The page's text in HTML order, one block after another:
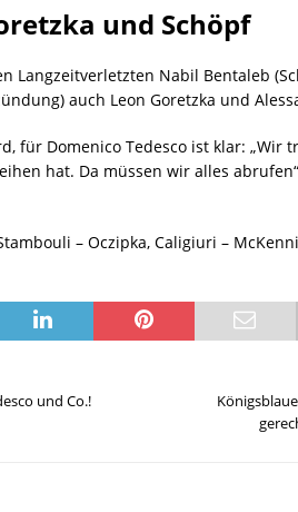
und Schöpf
Langzeitverletzten Nabil Bentaleb
auch Leon Goretzka und
für Domenico Tedesco ist klar: „Wir
hat. Da müssen wir alles
– Oczipka, Caligiuri –
und Co.!